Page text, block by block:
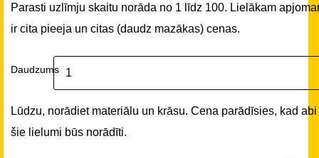
Parasti uzlīmju skaitu norāda no 1 līdz 100. Lielākam
ir cita pieeja un citas (daudz mazākas) cenas.
Daudzums
Lūdzu, norādiet materiālu un krāsu. Cena parādīsies, kad abi
šie lielumi būs norādīti.